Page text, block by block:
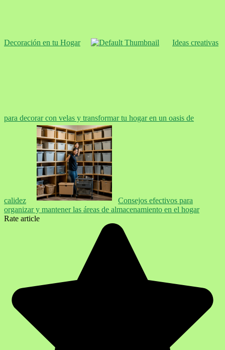
Decoración en tu Hogar Ideas creativas
para decorar con velas y transformar tu hogar en un oasis de
calidez
Consejos efectivos para
organizar y mantener las áreas de almacenamiento en el hogar
Rate article